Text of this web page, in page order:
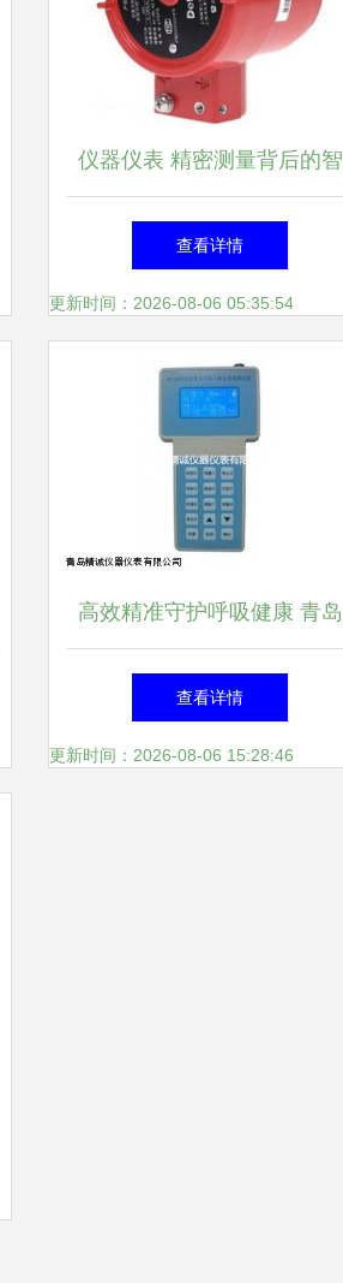
仪器仪表 精密测量背后的智
慧与力量
查看详情
更新时间：2026-08-06 05:35:54
高效精准守护呼吸健康 青岛
精诚便携式粉尘检测仪与职业
卫生粉尘仪深度解析
查看详情
更新时间：2026-08-06 15:28:46